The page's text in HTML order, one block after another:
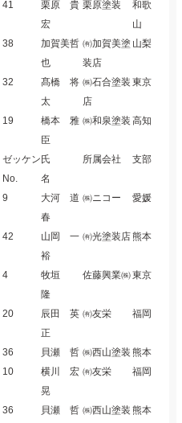
41
栗原 貴
宏
栗原塗装
和歌
山
38
加賀美哲
也
㈲加賀美塗
装店
山梨
32
髙橋 将
太
㈱石合塗装
店
東京
19
橋本 雅
臣
㈱和泉塗装 高知
ゼッケン
No.
氏
名
所属会社 支部
9
大河 道
春
㈱ニコー 愛媛
42
山岡 一
裕
㈲光塗装店熊本
4
牧垣
隆
佐藤興業㈱東京
20
辰田 英
正
㈲友栄 福岡
36 貝瀬 哲 ㈱西山塗装 熊本
10
横川 宏
晃
㈲友栄 福岡
36 貝瀬 哲 ㈱西山塗装 熊本